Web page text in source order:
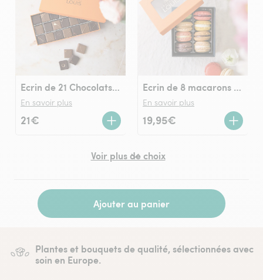
Ecrin de 21 Chocolats LOUIS noir et lait
En savoir plus
21€
Ecrin de 8 macarons Chocolats LOUIS
En savoir plus
19,95€
Voir plus de choix
Ajouter au panier
Plantes et bouquets de qualité, sélectionnées avec
soin en Europe.